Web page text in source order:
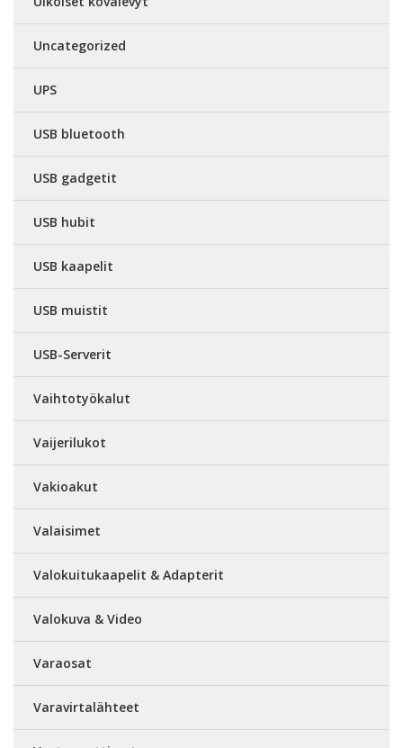
Uncategorized
UPS
USB bluetooth
USB gadgetit
USB hubit
USB kaapelit
USB muistit
USB-Serverit
Vaihtotyökalut
Vaijerilukot
Vakioakut
Valaisimet
Valokuitukaapelit & Adapterit
Valokuva & Video
Varaosat
Varavirtalähteet